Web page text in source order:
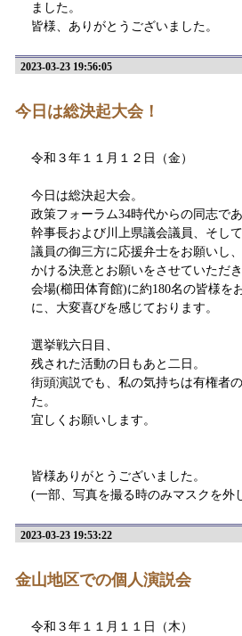
ました。
皆様、ありがとうございました。
2023-03-23 19:56:05
今日は総決起大会！
令和３年１１月１２日（金）
今日は総決起大会。
政策フォーラム34時代からの同志で
幹事長および川上県議会議員、そし
議員の御三方に応援弁士をお願いし
かける決意とお願いをさせていただき
会場(櫛田体育館)に約180名の皆様を
に、大変喜びを感じております。
選挙戦六日目、
残された活動の日もあと二日。
街頭演説でも、私の気持ちは有権者
た。
宜しくお願いします。
皆様ありがとうございました。
(一部、写真を撮る時のみマスクを外
2023-03-23 19:53:22
金山地区での個人演説会
令和３年１１月１１日（木）